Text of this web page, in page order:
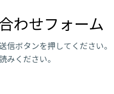
わせフォーム
ボタンを押してください。
みください。